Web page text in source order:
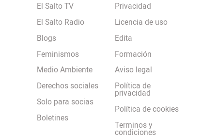
El Salto TV
El Salto Radio
Blogs
Feminismos
Medio Ambiente
Derechos sociales
Solo para socias
Boletines
Privacidad
Licencia de uso
Edita
Formación
Aviso legal
Política de
privacidad
Política de cookies
Terminos y